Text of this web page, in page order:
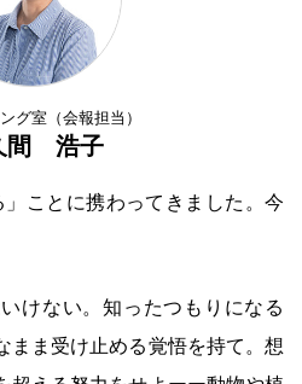
グ室（会報担当）
間 浩子
ことに携わってきました。今
けない。知ったつもりになる
まま受け止める覚悟を持て。想